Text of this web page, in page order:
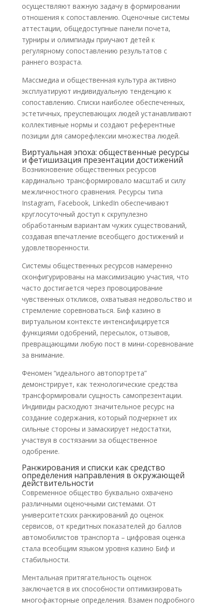
осуществляют важную задачу в формировании
отношения к сопоставлению. Оценочные системы
аттестации, общедоступные панели почета,
турниры и олимпиады приучают детей к
регулярному сопоставлению результатов с
раннего возраста.
Массмедиа и общественная культура активно
эксплуатируют индивидуальную тенденцию к
сопоставлению. Списки наиболее обеспеченных,
эстетичных, преуспевающих людей устанавливают
коллективные нормы и создают референтные
позиции для саморефлексии множества людей.
Виртуальная эпоха: общественные ресурсы
и фетишизация презентации достижений
Возникновение общественных ресурсов
кардинально трансформировало масштаб и силу
межличностного сравнения. Ресурсы типа
Instagram, Facebook, LinkedIn обеспечивают
круглосуточный доступ к скрупулезно
обработанным вариантам чужих существований,
создавая впечатление всеобщего достижений и
удовлетворенности.
Системы общественных ресурсов намеренно
сконфигурированы на максимизацию участия, что
часто достигается через провоцирование
чувственных откликов, охватывая недовольство и
стремление соревноваться. Биф казино в
виртуальном контексте интенсифицируется
функциями одобрений, пересылок, отзывов,
превращающими любую пост в мини-соревнование
за внимание.
Феномен “идеального автопортрета”
демонстрирует, как технологические средства
трансформировали сущность самопрезентации.
Индивиды расходуют значительное ресурс на
создание содержания, который подчеркнет их
сильные стороны и замаскирует недостатки,
участвуя в состязании за общественное
одобрение.
Ранжирования и списки как средство
определения направления в окружающей
действительности
Современное общество буквально охвачено
различными оценочными системами. От
университетских ранжирований до оценок
сервисов, от кредитных показателей до баллов
автомобилистов транспорта – цифровая оценка
стала всеобщим языком уровня казино Биф и
стабильности.
Ментальная притягательность оценок
заключается в их способности оптимизировать
многофакторные определения. Взамен подробного